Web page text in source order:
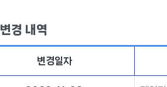
경 내역
변경일자